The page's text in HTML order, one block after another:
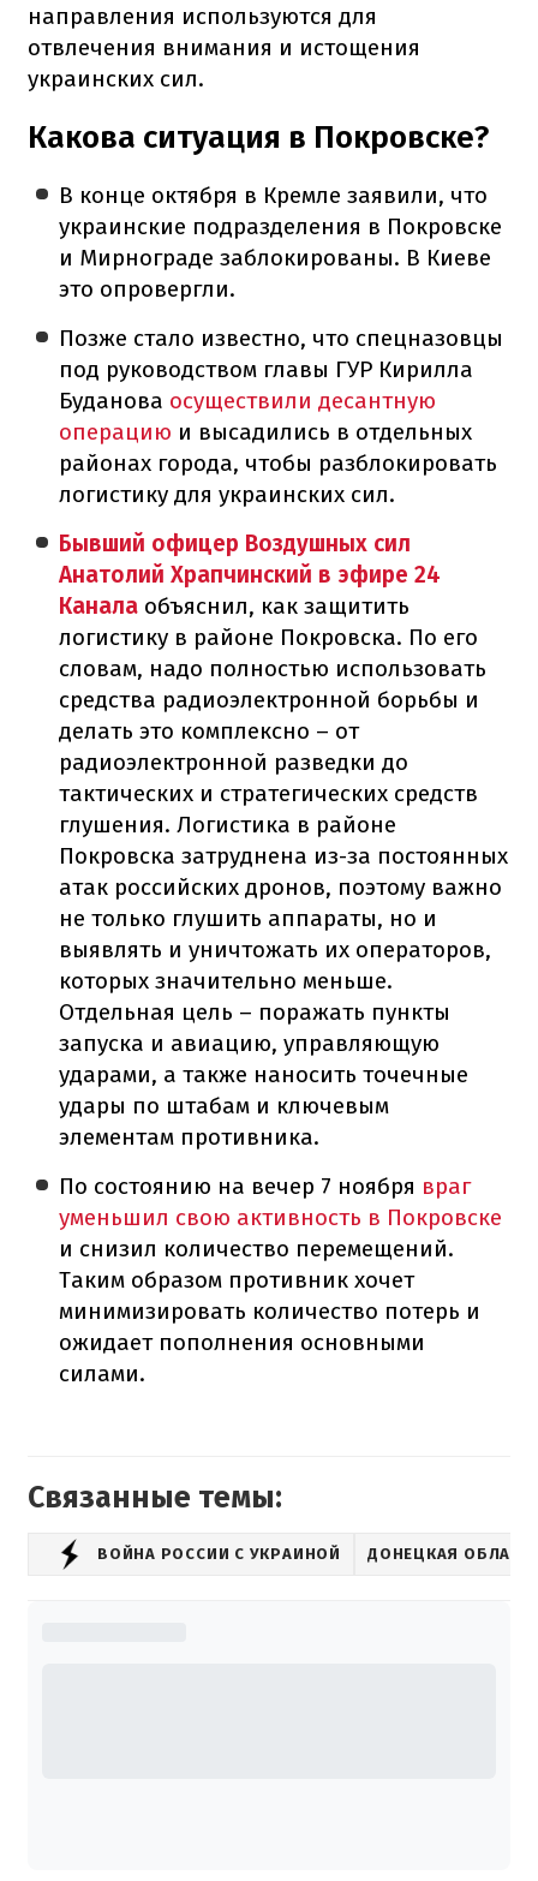
направления используются для
отвлечения внимания и истощения
украинских сил.
Какова ситуация в Покровске?
В конце октября в Кремле заявили, что
украинские подразделения в Покровске
и Мирнограде заблокированы. В Киеве
это опровергли.
Позже стало известно, что спецназовцы
под руководством главы ГУР Кирилла
Буданова осуществили десантную
операцию и высадились в отдельных
районах города, чтобы разблокировать
логистику для украинских сил.
Бывший офицер Воздушных сил
Анатолий Храпчинский в эфире 24
Канала объяснил, как защитить
логистику в районе Покровска. По его
словам, надо полностью использовать
средства радиоэлектронной борьбы и
делать это комплексно – от
радиоэлектронной разведки до
тактических и стратегических средств
глушения. Логистика в районе
Покровска затруднена из-за постоянных
атак российских дронов, поэтому важно
не только глушить аппараты, но и
выявлять и уничтожать их операторов,
которых значительно меньше.
Отдельная цель – поражать пункты
запуска и авиацию, управляющую
ударами, а также наносить точечные
удары по штабам и ключевым
элементам противника.
По состоянию на вечер 7 ноября враг
уменьшил свою активность в Покровске
и снизил количество перемещений.
Таким образом противник хочет
минимизировать количество потерь и
ожидает пополнения основными
силами.
Связанные темы:
ВОЙНА РОССИИ С УКРАИНОЙ ДОНЕЦКАЯ